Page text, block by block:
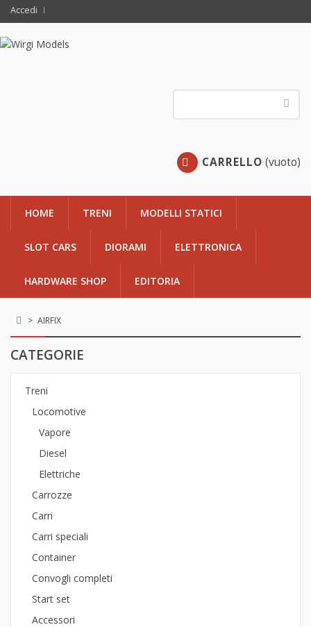
Accedi
CARRELLO (vuoto)
HOME TRENI MODELLI STATICI
SLOT CARS DIORAMI ELETTRONICA
HARDWARE SHOP EDITORIA
> AIRFIX
CATEGORIE
Treni
Locomotive
Vapore
Diesel
Elettriche
Carrozze
Carri
Carri speciali
Container
Convogli completi
Start set
Accessori